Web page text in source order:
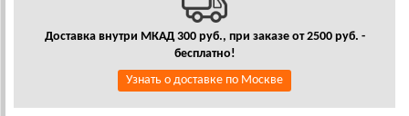
Доставка внутри МКАД 300 руб., при заказе от 2500 руб. -
бесплатно!
Узнать о доставке по Москве